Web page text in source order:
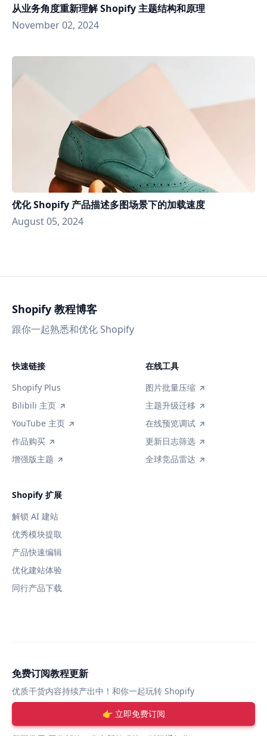
从业务角度重新理解 Shopify 主题结构和原理
November 02, 2024
优化 Shopify 产品描述多图场景下的加载速度
August 05, 2024
Shopify 教程博客
跟你一起熟悉和优化 Shopify
快速链接
Shopify Plus
Bilibili 主页
YouTube 主页
作品购买
增强版主题
在线工具
图片批量压缩
主题升级迁移
在线预览调试
更新日志筛选
全球竞品雷达
Shopify 扩展
解锁 AI 建站
优秀模块提取
产品快速编辑
优化建站体验
同行产品下载
免费订阅教程更新
优质干货内容持续产出中！和你一起玩转 Shopify
👉 立即免费订阅